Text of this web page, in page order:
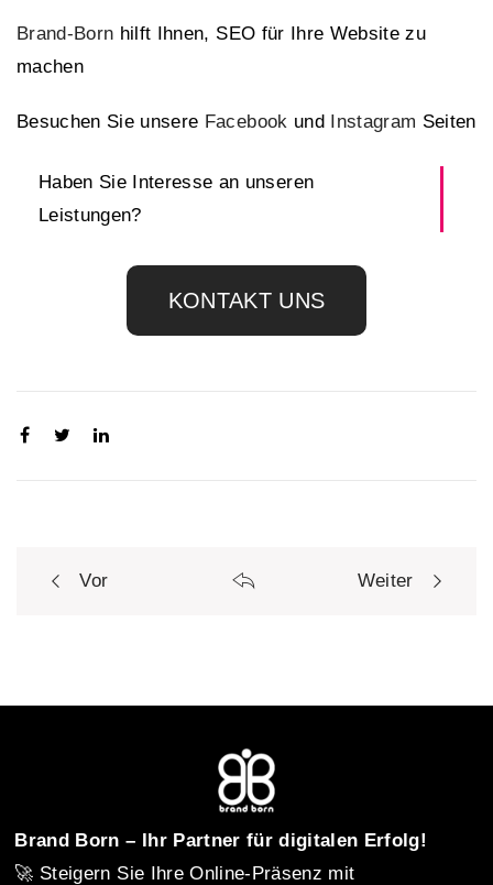
Brand-Born hilft Ihnen, SEO für Ihre Website zu
machen
Besuchen Sie unsere Facebook und Instagram Seiten
Haben Sie Interesse an unseren
Leistungen?
KONTAKT UNS
t
Vor Weiter
Brand Born – Ihr Partner für digitalen Erfolg!
🚀 Steigern Sie Ihre Online-Präsenz mit